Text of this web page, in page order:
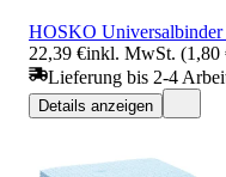
HOSKO
22,39 €inkl. MwSt. (1,80
Lieferung bis 2-4
Details anzeigen